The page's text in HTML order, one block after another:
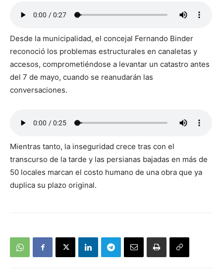
Desde la municipalidad, el concejal Fernando Binder
reconoció los problemas estructurales en canaletas y
accesos, comprometiéndose a levantar un catastro antes
del 7 de mayo, cuando se reanudarán las
conversaciones.
Mientras tanto, la inseguridad crece tras con el
transcurso de la tarde y las persianas bajadas en más de
50 locales marcan el costo humano de una obra que ya
duplica su plazo original.